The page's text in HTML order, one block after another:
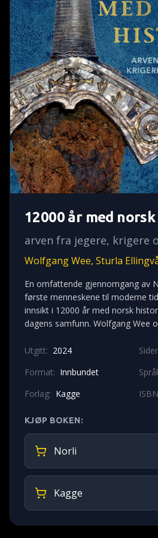
12000 år med
arven fra jegere, krigere
Wolfgang Wee, Sturla
En omfattende gjennomgang av
første menneskene til moderne
innsikt i 12000 år med norsk
dagens samfunn. Wolfgang Wee
historie.
Utgitt: 2024
Format: Innbundet
Forlag: Kagge
KJØP BOKEN:
Norli
Kagge